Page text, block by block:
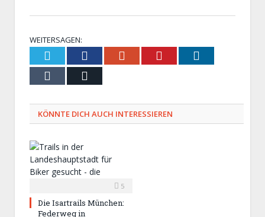
WEITERSAGEN:
Twitter Facebook Google+ Pinterest
Tumblr
KÖNNTE DICH AUCH INTERESSIEREN
5
Die Isartrails München:
Federweg in